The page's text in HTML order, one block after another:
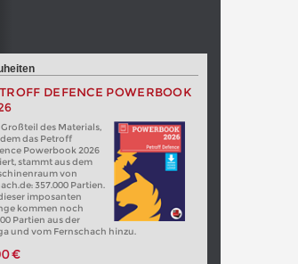
DEFENCE POWERBOOK
Großteil des Materials,
das Petroff
Powerbook 2026
stammt aus dem
von
357.000 Partien.
imposanten
kommen noch
Partien aus der
und vom Fernschach hinzu.
€